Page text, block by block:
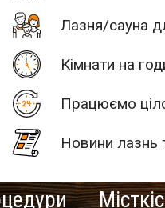
Лазня/сауна
Кімнати на
Працюємо
Новини лазнь